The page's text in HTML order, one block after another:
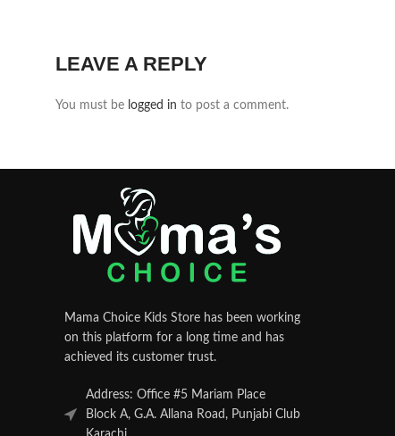
LEAVE A REPLY
You must be logged in to post a comment.
Mama Choice Kids Store has been working
on this platform for a long time and has
achieved its customer trust.
Address: Office #5 Mariam Place
Block A, G.A. Allana Road, Punjabi Club